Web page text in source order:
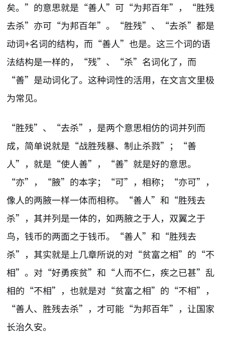
矣。”的意思就是“善人”可“为邦百年”，“胜残
去杀”亦可“为邦百年”。“胜残”、“去杀”都是
动词+名词的结构，而“善人”也是。这三个词的语
法结构是一样的，“残”、“杀”名词化了，而
“善”是动词化了。这种词性的活用，在文言文里极
为常见。
“胜残”、“去杀”，是两个意思相仿的词并列而
成，简单说就是“战胜残暴、制止杀戮”；“善
人”，就是“使人善”，“善”就是好的意思。
“亦”，“腋”的本字；“可”，相称；“亦可”，
像人的两腋一样一体而相称。“善人”和“胜残去
杀”，其并列是一体的，如两腋之于人，双翼之于
鸟，钱币的两面之于钱币。“善人”和“胜残去
杀”，其实就是上几章所说的对“贫富之相”的“不
相”。对“好勇疾贫”和“人而不仁，疾之已甚”乱
相的“不相”，也就是对“贫富之相”的“不相”，
“善人、胜残去杀”，才可能“为邦百年”，让国家
长治久安。